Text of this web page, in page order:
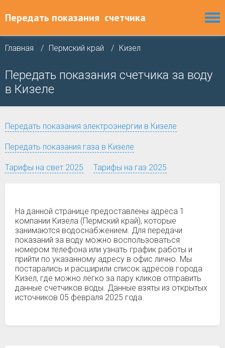
Передать показания счетчика
Главная Пермский край Кизел
Передать показания счетчика за воду
в Кизеле
Передать показания электроэнергии в Кизеле
Передать показания газа в Кизеле
Тарифы на свет 2025 Тарифы на газ 2025
На данной странице предоставлены адреса 1
компании Кизела (Пермский край), которые
занимаются водоснабжением. Для передачи
показаний за воду можно воспользоваться
номером телефона или узнать график работы и
прийти по указанному адресу в офис лично. Мы
постарались и расширили список адресов города
Кизел, где можно легко за пару кликов отправить
данные счетчиков воды. Данные взяты из открытых
источников 05 февраля 2025 года.